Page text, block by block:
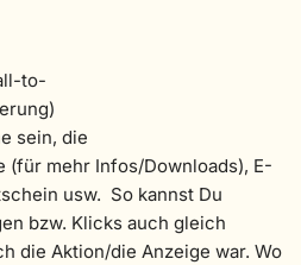
to-
sein, die
(für mehr Infos/Downloads), E-
usw. So kannst Du
bzw. Klicks auch gleich
die Aktion/die Anzeige war. Wo